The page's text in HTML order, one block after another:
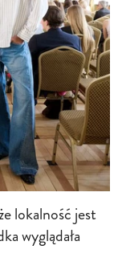
lokalność jest
wyglądała